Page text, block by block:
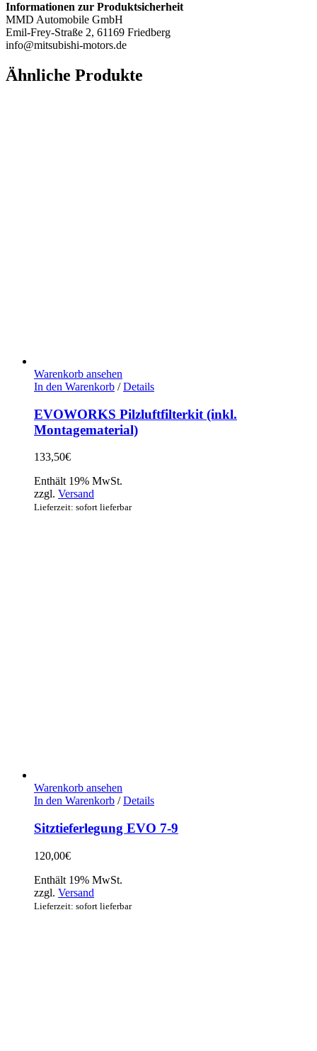
Informationen zur Produktsicherheit
MMD Automobile GmbH
Emil-Frey-Straße 2, 61169 Friedberg
info@mitsubishi-motors.de
Ähnliche Produkte
Warenkorb ansehen
In den Warenkorb / Details
EVOWORKS Pilzluftfilterkit (inkl.
Montagematerial)
133,50€
Enthält 19% MwSt.
zzgl. Versand
Lieferzeit: sofort lieferbar
Warenkorb ansehen
In den Warenkorb / Details
Sitztieferlegung EVO 7-9
120,00€
Enthält 19% MwSt.
zzgl. Versand
Lieferzeit: sofort lieferbar